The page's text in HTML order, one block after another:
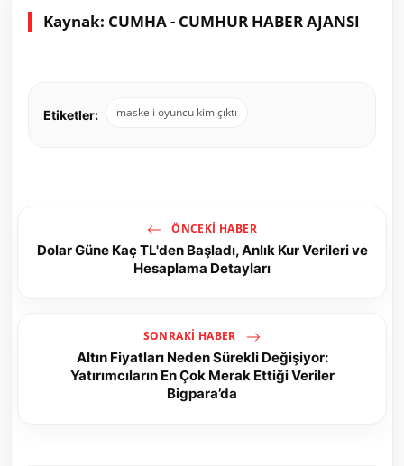
Kaynak: CUMHA - CUMHUR HABER AJANSI
Etiketler: maskeli oyuncu kim çıktı
ÖNCEKI HABER
Dolar Güne Kaç TL'den Başladı, Anlık Kur Verileri ve
Hesaplama Detayları
SONRAKI HABER
Altın Fiyatları Neden Sürekli Değişiyor:
Yatırımcıların En Çok Merak Ettiği Veriler
Bigpara’da